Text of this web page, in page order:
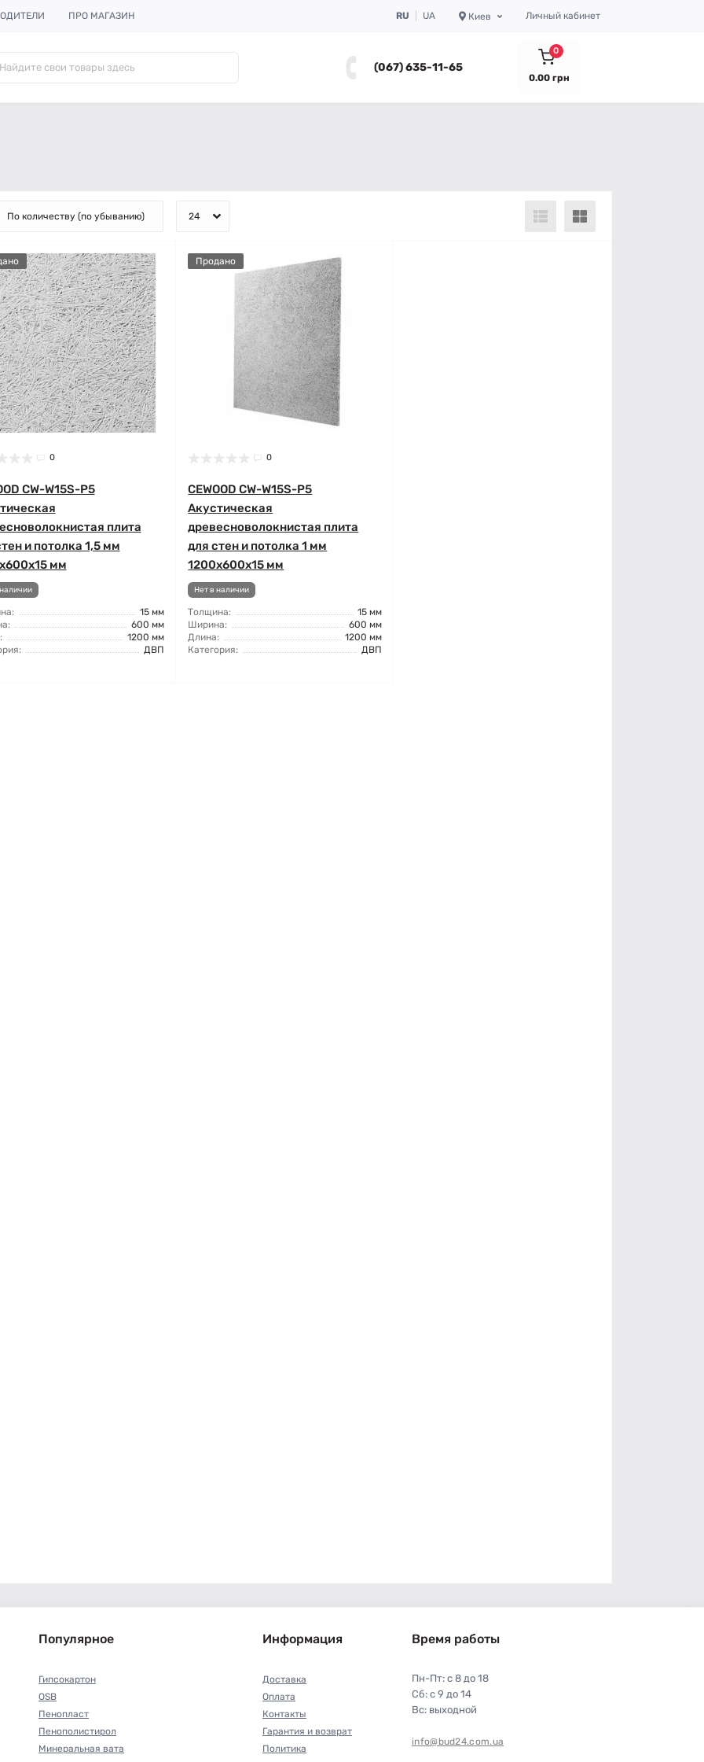
ПРО МАГАЗИН RU UA Киев Личный кабинет
(067) 635-11-65
0
0.00 грн
0
CW-W15S-P5
плита
и потолка 1,5 мм
мм
15 мм
600 мм
1200 мм
ДВП
Продано
0
CEWOOD CW-W15S-P5
Акустическая
древесноволокнистая плита
для стен и потолка 1 мм
1200x600x15 мм
Нет в наличии
Толщина:
15 мм
Ширина:
600 мм
Длина:
1200 мм
Категория:
ДВП
Популярное
Гипсокартон
OSB
Пенопласт
Пенополистирол
Минеральная вата
Информация
Доставка
Оплата
Контакты
Гарантия и возврат
Политика
Время работы
Пн-Пт: с 8 до 18
Сб: с 9 до 14
Вс: выходной
info@bud24.com.ua